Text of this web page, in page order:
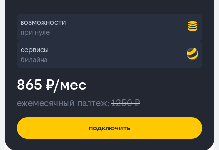
возможности
при нуле
сервисы
билайна
865 ₽/мес
ежемесячный палтеж: 1250 ₽
подключить